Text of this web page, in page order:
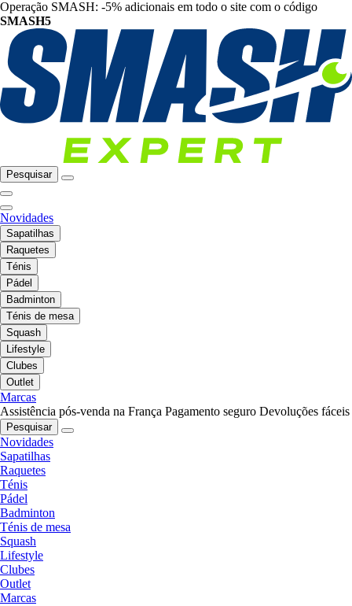
Operação SMASH: -5% adicionais em todo o site com o código
SMASH5
Pesquisar
Novidades
Sapatilhas
Raquetes
Ténis
Pádel
Badminton
Ténis de mesa
Squash
Lifestyle
Clubes
Outlet
Marcas
Assistência pós-venda na França Pagamento seguro Devoluções fáceis
Pesquisar
Novidades
Sapatilhas
Raquetes
Ténis
Pádel
Badminton
Ténis de mesa
Squash
Lifestyle
Clubes
Outlet
Marcas